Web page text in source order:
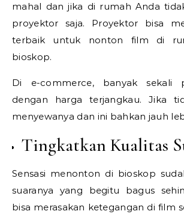
mahal dan jika di rumah Anda
proyektor saja. Proyektor bisa
terbaik untuk nonton film di
bioskop.
Di e-commerce, banyak sekali
dengan harga terjangkau. Jika
menyewanya dan ini bahkan jauh
Tingkatkan Kualitas
Sensasi menonton di bioskop
suaranya yang begitu bagus
bisa merasakan ketegangan di film